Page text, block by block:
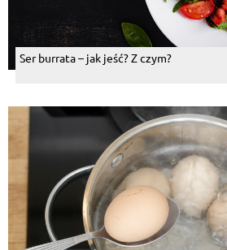
Ser burrata – jak jeść? Z czym?